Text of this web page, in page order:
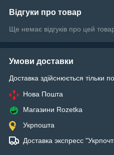
Відгуки про товар
Ще немає відгуків про цей
Умови доставки
Доставка здійснюється тільки
Нова Пошта
Магазини Rozetka
Укрпошта
Доставка экспресс